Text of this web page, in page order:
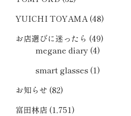
YUICHI TOYAMA (48)
お店選びに迷ったら (49)
megane diary (4)
smart glasses (1)
お知らせ (82)
富田林店 (1,751)